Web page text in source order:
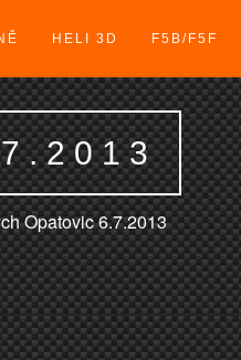
HELI 3D F5B/F5F
Opatovic 6.7.2013